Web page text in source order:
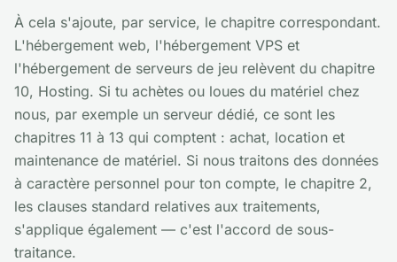
À cela s'ajoute, par service, le chapitre correspondant.
L'hébergement web, l'hébergement VPS et
l'hébergement de serveurs de jeu relèvent du chapitre
10, Hosting. Si tu achètes ou loues du matériel chez
nous, par exemple un serveur dédié, ce sont les
chapitres 11 à 13 qui comptent : achat, location et
maintenance de matériel. Si nous traitons des données
à caractère personnel pour ton compte, le chapitre 2,
les clauses standard relatives aux traitements,
s'applique également — c'est l'accord de sous-
traitance.